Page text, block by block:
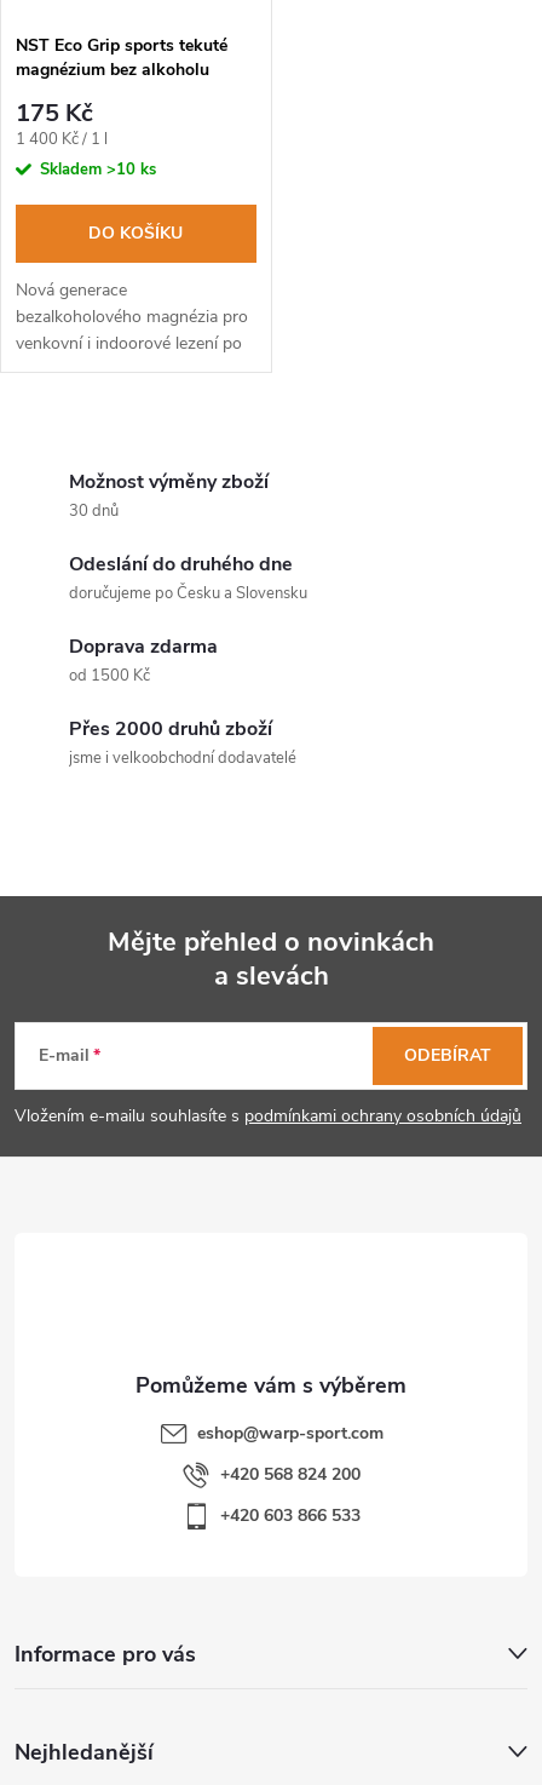
p
r
o
d
u
k
s
p
r
o
d
u
NST Eco Grip sports tekuté
magnézium bez alkoholu
175 Kč
Měrná
cena:
1 400 Kč / 1 l
Skladem >10 ks
DO KOŠÍKU
Nová generace
bezalkoholového magnézia pro
venkovní i indoorové lezení po
skalách.
y
ý
p
Možnost výměny zboží
30 dnů
Odeslání do druhého dne
doručujeme po Česku a Slovensku
Doprava zdarma
od 1500 Kč
Přes 2000 druhů zboží
jsme i velkoobchodní dodavatelé
p
a
Mějte přehled o novinkách
a slevách
E-mail
Vložením e-mailu souhlasíte s podmínkami ochrany osobních údajů
ODEBÍRAT
eshop@warp-sport.com
+420 568 824 200
+420 603 866 533
Informace pro vás
Nejhledanější